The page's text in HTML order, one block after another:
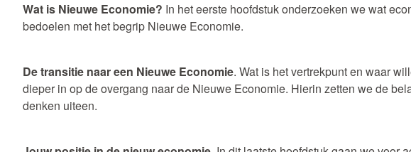
Wat is Nieuwe Economie? In het eerste hoofdstuk onderzoeken we wat
bedoelen met het begrip Nieuwe Economie.
De transitie naar een Nieuwe Economie. Wat is het vertrekpunt en waar
dieper in op de overgang naar de Nieuwe Economie. Hierin zetten we de
denken uiteen.